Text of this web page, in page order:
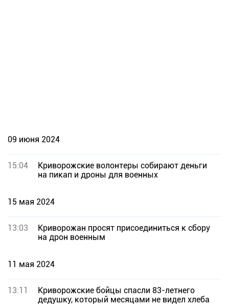
09 июня 2024
15:04
Криворожские волонтеры собирают деньги
на пикап и дроны для военных
15 мая 2024
13:03
Криворожан просят присоединиться к сбору
на дрон военным
11 мая 2024
13:11
Криворожские бойцы спасли 83-летнего
дедушку, который месяцами не видел хлеба